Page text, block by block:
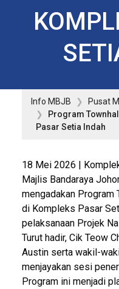
Info MBJB Pusat
Program
Pasar Setia Indah
18 Mei 2026 |
Majlis Bandaraya
mengadakan Program
di Kompleks Pasar
pelaksanaan Projek
Turut hadir, Cik Teow
Austin serta wakil-
menjayakan sesi
Program ini menjadi